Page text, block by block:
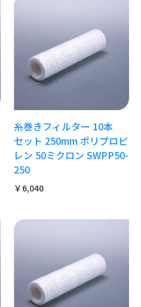
糸巻きフィルター 10本
セット 250mm ポリプロピ
レン 50ミクロン SWPP50-
250
￥6,040